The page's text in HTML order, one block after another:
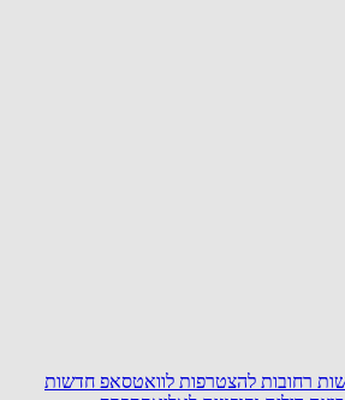
רחובות להצטרפות לוואטסאפ חדשות